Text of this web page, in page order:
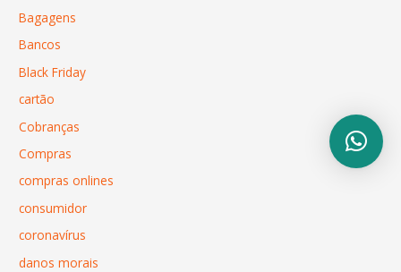
Bagagens
Bancos
Black Friday
cartão
Cobranças
Compras
compras onlines
consumidor
coronavírus
danos morais